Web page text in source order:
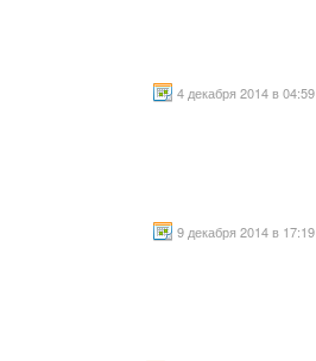
4 декабря 2014 в 04:59
9 декабря 2014 в 17:19